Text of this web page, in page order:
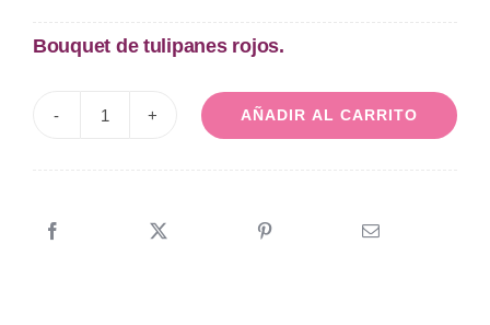
Bouquet de tulipanes rojos.
Passion
AÑADIR AL CARRITO